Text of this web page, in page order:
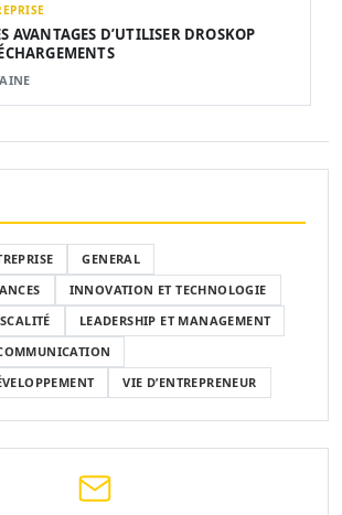
AVANTAGES D’UTILISER DROSKOP
GENERAL
INNOVATION ET TECHNOLOGIE
LEADERSHIP ET MANAGEMENT
VIE D’ENTREPRENEUR